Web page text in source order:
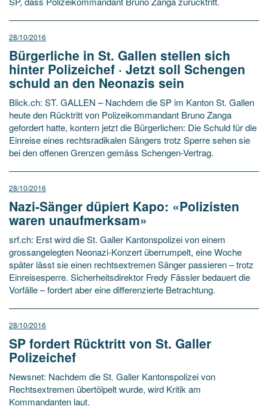
28/10/2016
Bürgerliche in St. Gallen stellen sich
hinter Polizeichef · Jetzt soll Schengen
schuld an den Neonazis sein
Blick.ch: ST. GALLEN – Nachdem die SP im Kanton St. Gallen
heute den Rücktritt von Polizeikommandant Bruno Zanga
gefordert hatte, kontern jetzt die Bürgerlichen: Die Schuld für die
Einreise eines rechtsradikalen Sängers trotz Sperre sehen sie
bei den offenen Grenzen gemäss Schengen-Vertrag.
28/10/2016
Nazi-Sänger düpiert Kapo: «Polizisten
waren unaufmerksam»
srf.ch: Erst wird die St. Galler Kantonspolizei von einem
grossangelegten Neonazi-Konzert überrumpelt, eine Woche
später lässt sie einen rechtsextremen Sänger passieren – trotz
Einreisesperre. Sicherheitsdirektor Fredy Fässler bedauert die
Vorfälle – fordert aber eine differenzierte Betrachtung.
28/10/2016
SP fordert Rücktritt von St. Galler
Polizeichef
Newsnet: Nachdem die St. Galler Kantonspolizei von
Rechtsextremen übertölpelt wurde, wird Kritik am
Kommandanten laut.